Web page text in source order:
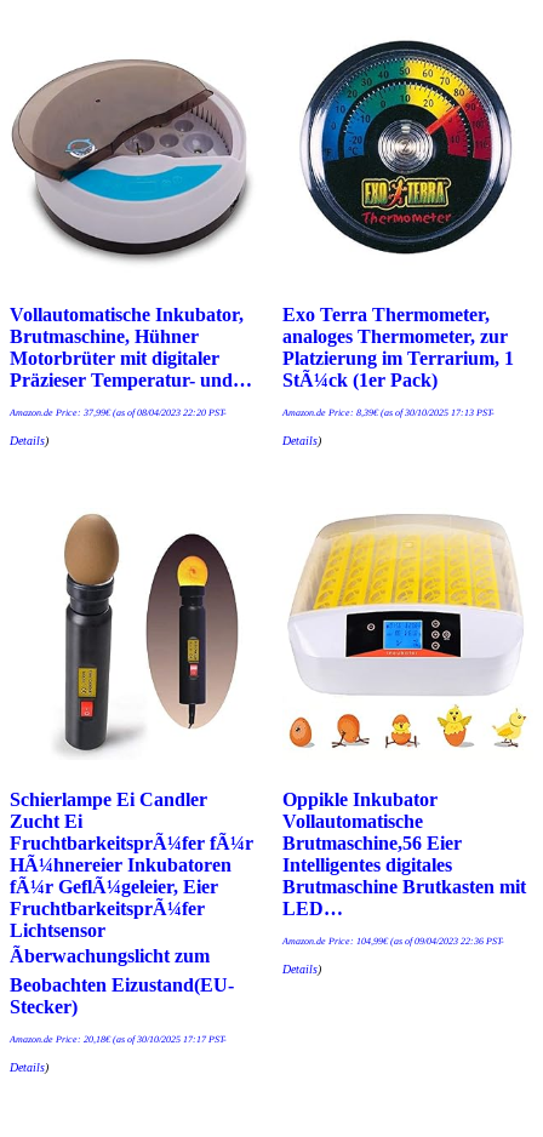
Vollautomatische Inkubator,
Brutmaschine, Hühner
Motorbrüter mit digitaler
Präzieser Temperatur- und…
Amazon.de Price: 37,99€(as of 08/04/2023 22:20 PST-
Details)
Exo Terra Thermometer,
analoges Thermometer, zur
Platzierung im Terrarium, 1
StÃ¼ck (1er Pack)
Amazon.de Price: 8,39€(as of 30/10/2025 17:13 PST-
Details)
Schierlampe Ei Candler
Zucht Ei
FruchtbarkeitsprÃ¼fer fÃ¼r
HÃ¼hnereier Inkubatoren
fÃ¼r GeflÃ¼geleier, Eier
FruchtbarkeitsprÃ¼fer
Lichtsensor
Ãberwachungslicht zum
Beobachten Eizustand(EU-
Stecker)
Amazon.de Price: 20,18€(as of 30/10/2025 17:17 PST-
Details)
Oppikle Inkubator
Vollautomatische
Brutmaschine,56 Eier
Intelligentes digitales
Brutmaschine Brutkasten mit
LED…
Amazon.de Price: 104,99€(as of 09/04/2023 22:36 PST-
Details)